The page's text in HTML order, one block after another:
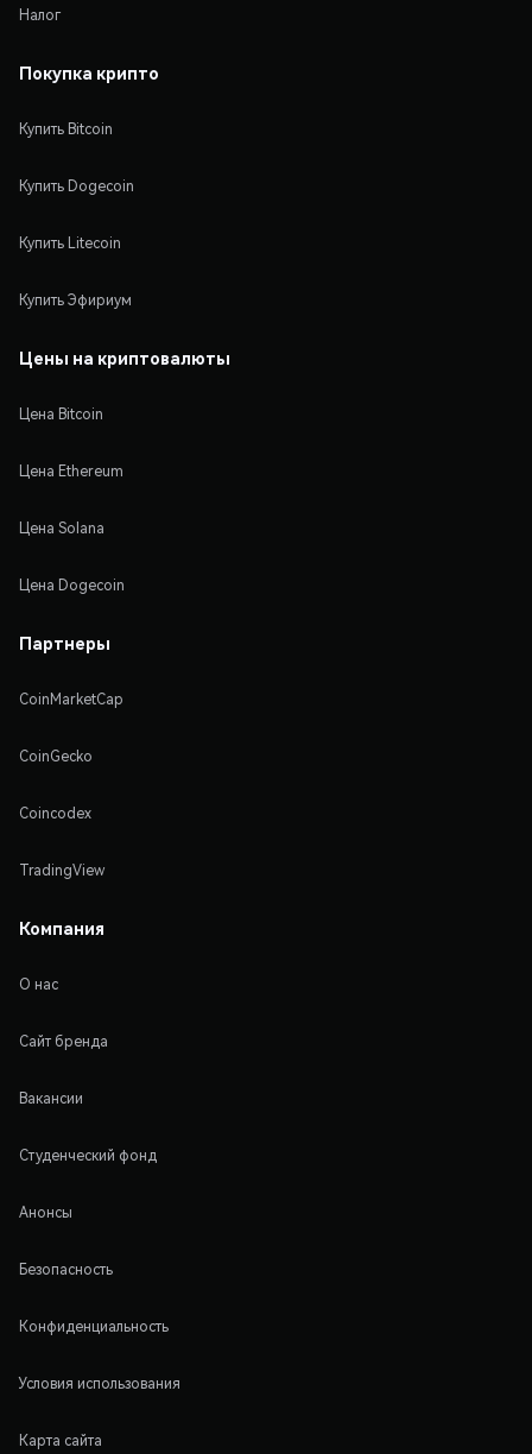
Налог
Покупка крипто
Купить Bitcoin
Купить Dogecoin
Купить Litecoin
Купить Эфириум
Цены на криптовалюты
Цена Bitcoin
Цена Ethereum
Цена Solana
Цена Dogecoin
Партнеры
CoinMarketCap
CoinGecko
Coincodex
TradingView
Компания
О нас
Сайт бренда
Вакансии
Студенческий фонд
Анонсы
Безопасность
Конфиденциальность
Условия использования
Карта сайта